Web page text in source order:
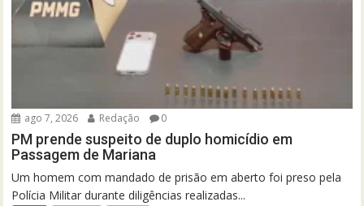
ago 7, 2026 Redação 0
PM prende suspeito de duplo homicídio em
Passagem de Mariana
Um homem com mandado de prisão em aberto foi preso pela
Polícia Militar durante diligências realizadas...